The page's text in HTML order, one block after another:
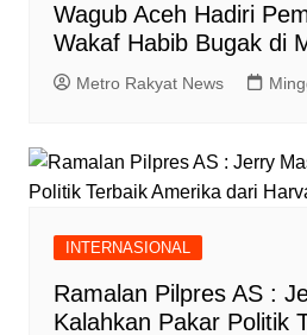
Wagub Aceh Hadiri
Wakaf Habib Bugak di
Metro Rakyat News
INTERNASIONAL
Ramalan Pilpres AS :
Kalahkan Pakar Politik